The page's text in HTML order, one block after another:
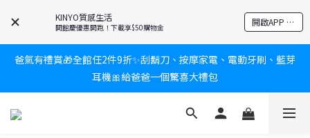
KINYO質感生活
開館慶優惠開跑！下載享$50購物金 開啟APP 享隱藏優惠
新會員送$100購物金✨再享消費回饋無極限
新會員送$100購物金✨再享消費回饋無極限
爸氣有禮賞🎁全館任2件9折✨刮鬍刀、按摩家電、電動牙刷、藍芽
耳機🎀給爸爸一個驚喜大禮包
炎熱夏日救星☀️秒凍扇登場💙半導體製冷 x 微米級冰霧，一秒開